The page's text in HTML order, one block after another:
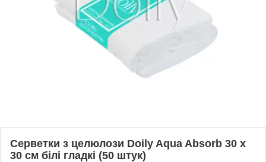
Серветки з целюлози Doily Aqua Absorb 30 х
30 см білі гладкі (50 штук)